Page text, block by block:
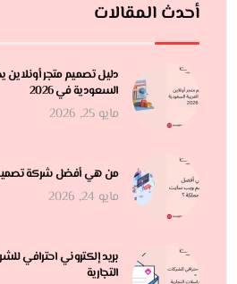
أحدث المقالات
دليل تصميم متجر أونلاين
السعودية في 2026
مايو 25, 2026
من هي أفضل شركة
مايو 24, 2026
بريد إلكتروني احترافي
التجارية